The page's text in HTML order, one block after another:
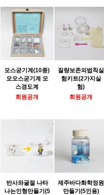
모스굳기계(10종)
모오스굳기계 모
스경도계
회원공개
질량보존의법칙실
험키트(2가지실
험)
회원공개
반사와굴절 나타
나는인형만들기(5
제주바다화학정원
만들기(5인용)